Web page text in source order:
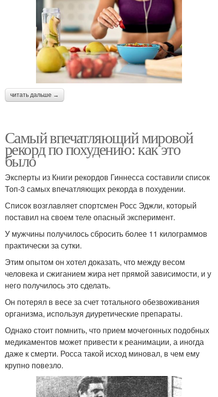
читать дальше →
Самый впечатляющий мировой
рекорд по похудению: как это
было
Эксперты из Книги рекордов Гиннесса составили список
Топ-3 самых впечатляющих рекорда в похудении.
Список возглавляет спортсмен Росс Эджли, который
поставил на своем теле опасный эксперимент.
У мужчины получилось сбросить более 11 килограммов
практически за сутки.
Этим опытом он хотел доказать, что между весом
человека и сжиганием жира нет прямой зависимости, и у
него получилось это сделать.
Он потерял в весе за счет тотального обезвоживания
организма, используя диуретические препараты.
Однако стоит помнить, что прием мочегонных подобных
медикаментов может привести к реанимации, а иногда
даже к смерти. Росса такой исход миновал, в чем ему
крупно повезло.